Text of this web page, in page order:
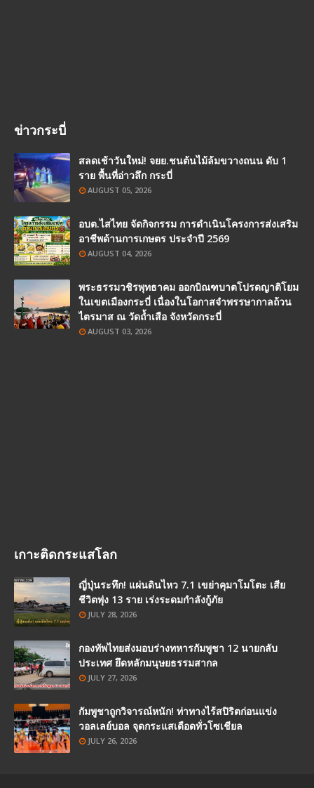
ข่าวกระบี่
สลดเช้าวันใหม่! จยย.ชนต้นไม้ล้มขวางถนน ดับ 1
ราย พื้นที่อ่าวลึก กระบี่
AUGUST 05, 2026
อบต.ไสไทย จัดกิจกรรม การดำเนินโครงการส่งเสริม
อาชีพด้านการเกษตร ประจำปี 2569
AUGUST 04, 2026
พระธรรมวชิรพุทธาคม ออกบิณฑบาตโปรดญาติโยม
ในเขตเมืองกระบี่ เนื่องในโอกาสจำพรรษากาลถ้วน
ไตรมาส ณ วัดถ้ำเสือ จังหวัดกระบี่
AUGUST 03, 2026
เกาะติดกระแสโลก
ญี่ปุ่นระทึก! แผ่นดินไหว 7.1 เขย่าคุมาโมโตะ เสีย
ชีวิตพุ่ง 13 ราย เร่งระดมกำลังกู้ภัย
JULY 28, 2026
กองทัพไทยส่งมอบร่างทหารกัมพูชา 12 นายกลับ
ประเทศ ยึดหลักมนุษยธรรมสากล
JULY 27, 2026
กัมพูชาถูกวิจารณ์หนัก! ท่าทางไร้สปิริตก่อนแข่ง
วอลเลย์บอล จุดกระแสเดือดทั่วโซเชียล
JULY 26, 2026